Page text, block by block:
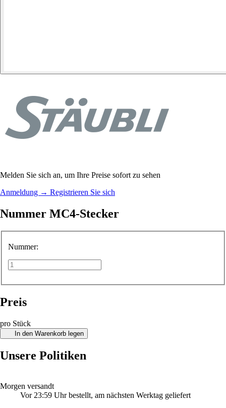
Melden Sie sich an, um Ihre Preise sofort zu sehen
Anmeldung → Registrieren Sie sich
Nummer MC4-Stecker
Nummer:
Preis
pro Stück
In den Warenkorb legen
Unsere Politiken
Morgen versandt
Vor 23:59 Uhr bestellt, am nächsten Werktag geliefert